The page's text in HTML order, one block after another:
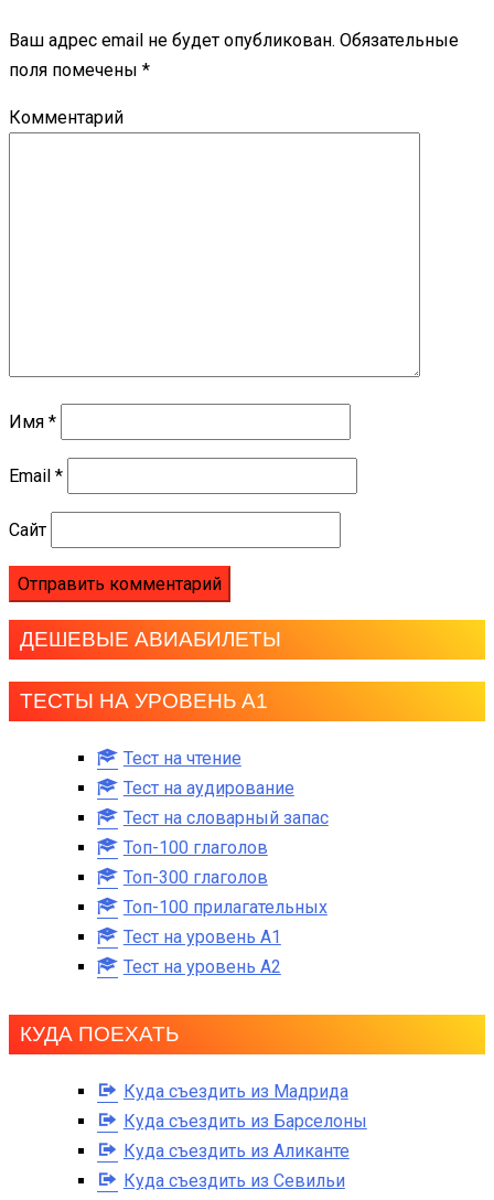
Ваш адрес email не будет опубликован. Обязательные
поля помечены *
Комментарий
Имя *
Email *
Сайт
ДЕШЕВЫЕ АВИАБИЛЕТЫ
ТЕСТЫ НА УРОВЕНЬ А1
Тест на чтение
Тест на аудирование
Тест на словарный запас
Топ-100 глаголов
Топ-300 глаголов
Топ-100 прилагательных
Тест на уровень A1
Тест на уровень A2
КУДА ПОЕХАТЬ
Куда съездить из Мадрида
Куда съездить из Барселоны
Куда съездить из Аликанте
Куда съездить из Севильи